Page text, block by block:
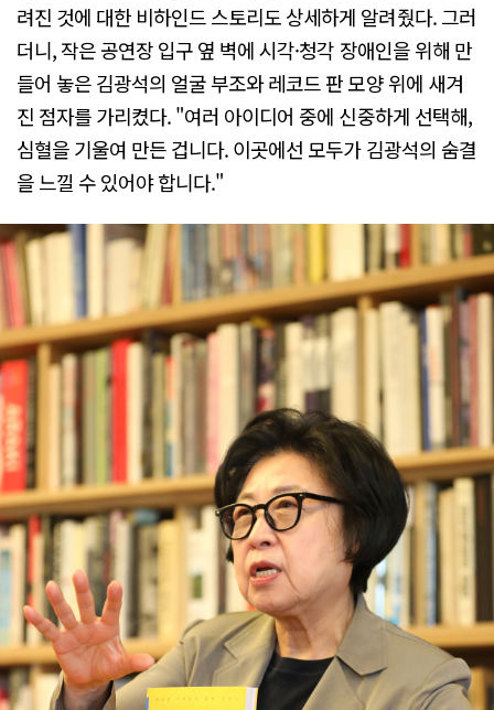
려진 것에 대한 비하인드 스토리도 상세하게 알려줬다. 그러
더니, 작은 공연장 입구 옆 벽에 시각·청각 장애인을 위해 만
들어 놓은 김광석의 얼굴 부조와 레코드 판 모양 위에 새겨
진 점자를 가리켰다. "여러 아이디어 중에 신중하게 선택해,
심혈을 기울여 만든 겁니다. 이곳에선 모두가 김광석의 숨결
을 느낄 수 있어야 합니다."